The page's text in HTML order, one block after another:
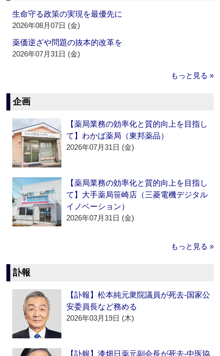
生命守る政策の実現を最優先に
2026年08月07日 (金)
薬価逆ざや問題の抜本的改革を
2026年07月31日 (金)
もっと見る »
企画
【薬局業務の効率化と質的向上を目指し
て】わかば薬局（東邦薬品）
2026年07月31日 (金)
【薬局業務の効率化と質的向上を目指し
て】大手薬局笹崎店（三菱電機デジタル
イノベーション）
2026年07月31日 (金)
もっと見る »
訃報
【訃報】松本純元衆院議員が死去‐国家公
安委員長など務める
2026年03月19日 (木)
【訃報】漆畑日薬元副会長が死去‐中医協